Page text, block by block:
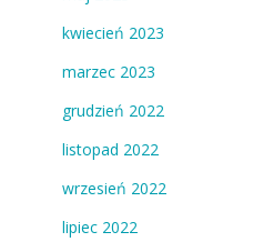
kwiecień 2023
marzec 2023
grudzień 2022
listopad 2022
wrzesień 2022
lipiec 2022